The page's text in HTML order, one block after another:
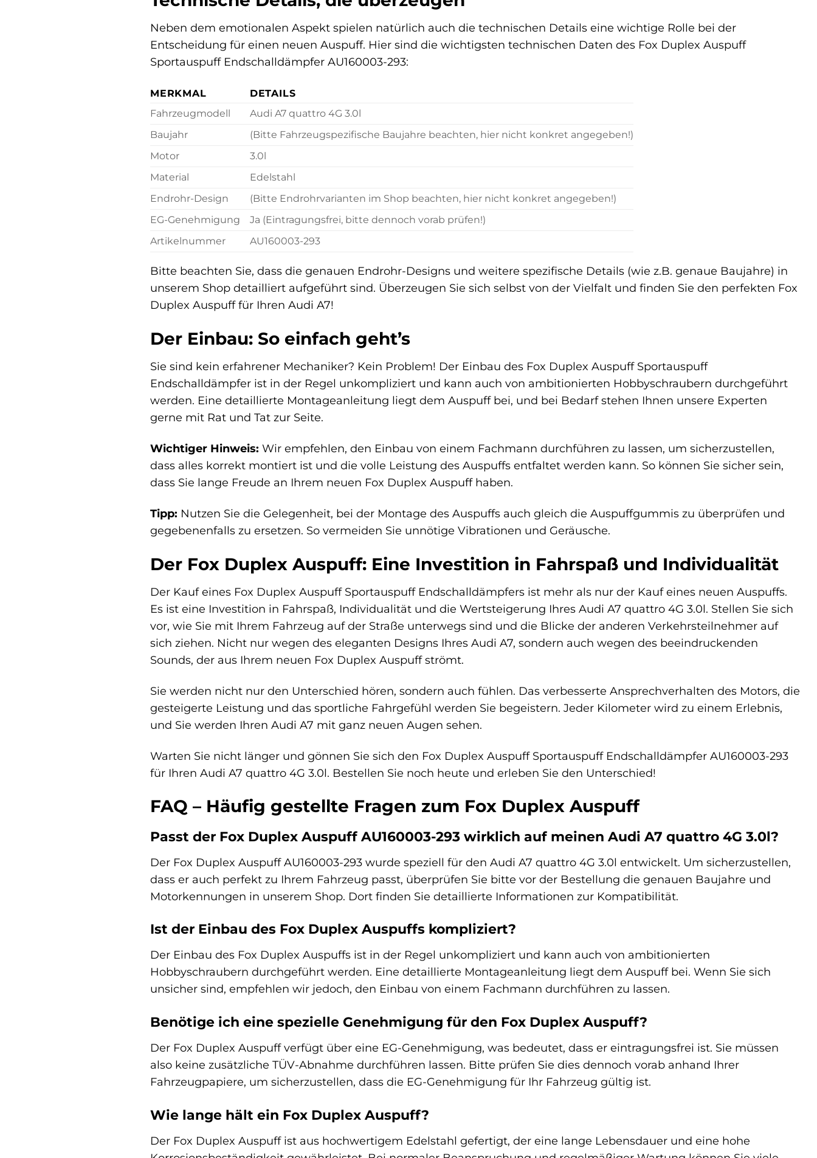
Neben dem emotionalen Aspekt spielen natürlich auch die technischen Details eine wichtige Rolle bei der
Entscheidung für einen neuen Auspuff. Hier sind die wichtigsten technischen Daten des Fox Duplex Auspuff
Sportauspuff Endschalldämpfer AU160003-293:
MERKMAL
DETAILS
Fahrzeugmodell
Audi A7 quattro 4G 3.0l
Baujahr
(Bitte Fahrzeugspezifische Baujahre beachten, hier nicht konkret angegeben!)
Motor
3.0l
Material
Edelstahl
Endrohr-Design
(Bitte Endrohrvarianten im Shop beachten, hier nicht konkret angegeben!)
EG-Genehmigung
Ja (Eintragungsfrei, bitte dennoch vorab prüfen!)
Artikelnummer
AU160003-293
Bitte beachten Sie, dass die genauen Endrohr-Designs und weitere spezifische Details (wie z.B. genaue Baujahre) in
unserem Shop detailliert aufgeführt sind. Überzeugen Sie sich selbst von der Vielfalt und finden Sie den perfekten Fox
Duplex Auspuff für Ihren Audi A7!
Der Einbau: So einfach geht’s
Sie sind kein erfahrener Mechaniker? Kein Problem! Der Einbau des Fox Duplex Auspuff Sportauspuff
Endschalldämpfer ist in der Regel unkompliziert und kann auch von ambitionierten Hobbyschraubern durchgeführt
werden. Eine detaillierte Montageanleitung liegt dem Auspuff bei, und bei Bedarf stehen Ihnen unsere Experten
gerne mit Rat und Tat zur Seite.
Wichtiger Hinweis: Wir empfehlen, den Einbau von einem Fachmann durchführen zu lassen, um sicherzustellen,
dass alles korrekt montiert ist und die volle Leistung des Auspuffs entfaltet werden kann. So können Sie sicher sein,
dass Sie lange Freude an Ihrem neuen Fox Duplex Auspuff haben.
Tipp: Nutzen Sie die Gelegenheit, bei der Montage des Auspuffs auch gleich die Auspuffgummis zu überprüfen und
gegebenenfalls zu ersetzen. So vermeiden Sie unnötige Vibrationen und Geräusche.
Der Fox Duplex Auspuff: Eine Investition in Fahrspaß und Individualität
Der Kauf eines Fox Duplex Auspuff Sportauspuff Endschalldämpfers ist mehr als nur der Kauf eines neuen Auspuffs.
Es ist eine Investition in Fahrspaß, Individualität und die Wertsteigerung Ihres Audi A7 quattro 4G 3.0l. Stellen Sie sich
vor, wie Sie mit Ihrem Fahrzeug auf der Straße unterwegs sind und die Blicke der anderen Verkehrsteilnehmer auf
sich ziehen. Nicht nur wegen des eleganten Designs Ihres Audi A7, sondern auch wegen des beeindruckenden
Sounds, der aus Ihrem neuen Fox Duplex Auspuff strömt.
Sie werden nicht nur den Unterschied hören, sondern auch fühlen. Das verbesserte Ansprechverhalten des Motors, die
gesteigerte Leistung und das sportliche Fahrgefühl werden Sie begeistern. Jeder Kilometer wird zu einem Erlebnis,
und Sie werden Ihren Audi A7 mit ganz neuen Augen sehen.
Warten Sie nicht länger und gönnen Sie sich den Fox Duplex Auspuff Sportauspuff Endschalldämpfer AU160003-293
für Ihren Audi A7 quattro 4G 3.0l. Bestellen Sie noch heute und erleben Sie den Unterschied!
FAQ – Häufig gestellte Fragen zum Fox Duplex Auspuff
Passt der Fox Duplex Auspuff AU160003-293 wirklich auf meinen Audi A7 quattro 4G 3.0l?
Der Fox Duplex Auspuff AU160003-293 wurde speziell für den Audi A7 quattro 4G 3.0l entwickelt. Um sicherzustellen,
dass er auch perfekt zu Ihrem Fahrzeug passt, überprüfen Sie bitte vor der Bestellung die genauen Baujahre und
Motorkennungen in unserem Shop. Dort finden Sie detaillierte Informationen zur Kompatibilität.
Ist der Einbau des Fox Duplex Auspuffs kompliziert?
Der Einbau des Fox Duplex Auspuffs ist in der Regel unkompliziert und kann auch von ambitionierten
Hobbyschraubern durchgeführt werden. Eine detaillierte Montageanleitung liegt dem Auspuff bei. Wenn Sie sich
unsicher sind, empfehlen wir jedoch, den Einbau von einem Fachmann durchführen zu lassen.
Benötige ich eine spezielle Genehmigung für den Fox Duplex Auspuff?
Der Fox Duplex Auspuff verfügt über eine EG-Genehmigung, was bedeutet, dass er eintragungsfrei ist. Sie müssen
also keine zusätzliche TÜV-Abnahme durchführen lassen. Bitte prüfen Sie dies dennoch vorab anhand Ihrer
Fahrzeugpapiere, um sicherzustellen, dass die EG-Genehmigung für Ihr Fahrzeug gültig ist.
Wie lange hält ein Fox Duplex Auspuff?
Der Fox Duplex Auspuff ist aus hochwertigem Edelstahl gefertigt, der eine lange Lebensdauer und eine hohe